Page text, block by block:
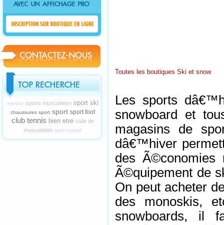
nutrition sports musculation sport ski
chaussures sport sport sport foot
club tennis bien etre salle de
musculation sport football
Toutes les boutiques Ski et snow
Les sports
snowboard et
magasins de
dâ€™hiver
des Ã©conomies
Ã©quipement de
On peut acheter
des monoskis,
snowboards, il